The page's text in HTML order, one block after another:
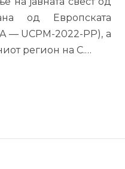
од Европската
— UCPM-2022-PP), а
регион на С.…